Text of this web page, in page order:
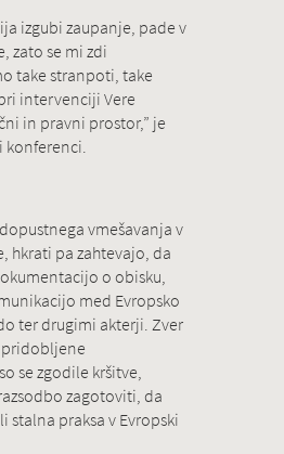
izgubi zaupanje, pade v
zato se mi zdi
take stranpoti, take
intervenciji Vere
in pravni prostor,” je
konferenci.
vmešavanja v
hkrati pa zahtevajo, da
o obisku,
med Evropsko
ter drugimi akterji. Zver
se zgodile kršitve,
zagotoviti, da
praksa v Evropski